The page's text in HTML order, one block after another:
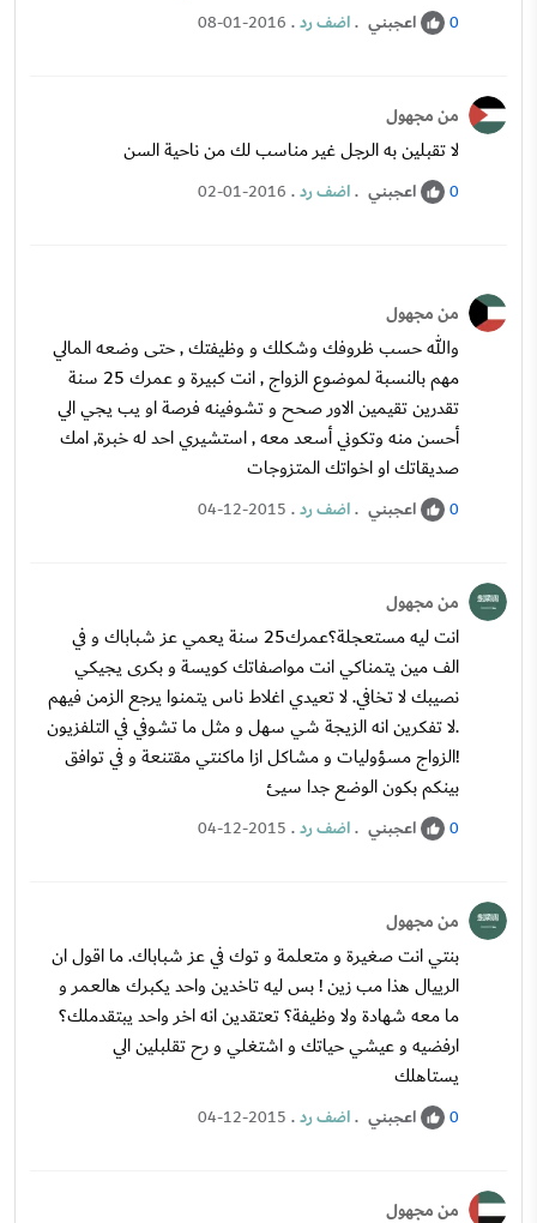
0 اعجبني .اضف رد.
08-01-2016
من مجهول
لا تقبلين به الرجل غير مناسب لك من ناحية السن
0 اعجبني .اضف رد.
02-01-2016
من مجهول
والله حسب ظروفك وشكلك و وظيفتك , حتى وضعه المالي
مهم بالنسبة لموضوع الزواج , انت كبيرة و عمرك 25 سنة
تقدرين تقيمين الاور صحح و تشوفينه فرصة او يب يجي الي
أحسن منه وتكوني أسعد معه , استشيري احد له خبرة, امك
صديقاتك او اخواتك المتزوجات
0 اعجبني .اضف رد.
04-12-2015
من مجهول
انت ليه مستعجلة؟عمرك25 سنة يعمي عز شباباك و في
الف مين يتمناكي انت مواصفاتك كويسة و بكرى يجيكي
نصيبك لا تخافي. لا تعيدي اغلاط ناس يتمنوا يرجع الزمن فيهم
.لا تفكرين انه الزيجة شي سهل و مثل ما تشوفي في التلفزيون
!الزواج مسؤوليات و مشاكل ازا ماكنتي مقتنعة و في توافق
بينكم بكون الوضع جدا سيئ
0 اعجبني .اضف رد.
04-12-2015
من مجهول
بنتي انت صغيرة و متعلمة و توك في عز شباباك. ما اقول ان
الرييال هذا مب زين ! بس ليه تاخدين واحد يكبرك هالعمر و
ما معه شهادة ولا وظيفة؟ تعتقدين انه اخر واحد يبتقدملك؟
ارفضيه و عيشي حياتك و اشتغلي و رح تقلبلين الي
يستاهلك
0 اعجبني .اضف رد.
04-12-2015
من مجهول